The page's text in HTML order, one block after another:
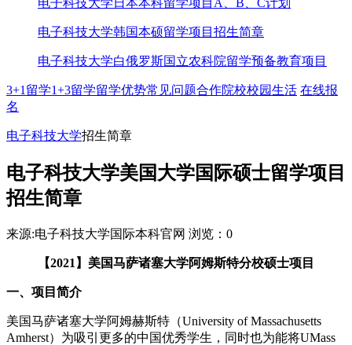
电子科技大学日本本科留学项目A、B、C计划
电子科技大学韩国本硕留学项目招生简章
电子科技大学白俄罗斯国立农科院留学预备教育项目
3+1留学1+3留学留学优势常见问题合作院校校园生活 在线报
名
电子科技大学招生简章
电子科技大学美国大学国际硕士留学项目
招生简章
来源:电子科技大学国际本科官网 浏览： 0
【2021】美国马萨诸塞大学阿姆斯特分校硕士项目
一、项目简介
美国马萨诸塞大学阿姆赫斯特（University of Massachusetts
Amherst）为吸引更多的中国优秀学生，同时也为能将UMass